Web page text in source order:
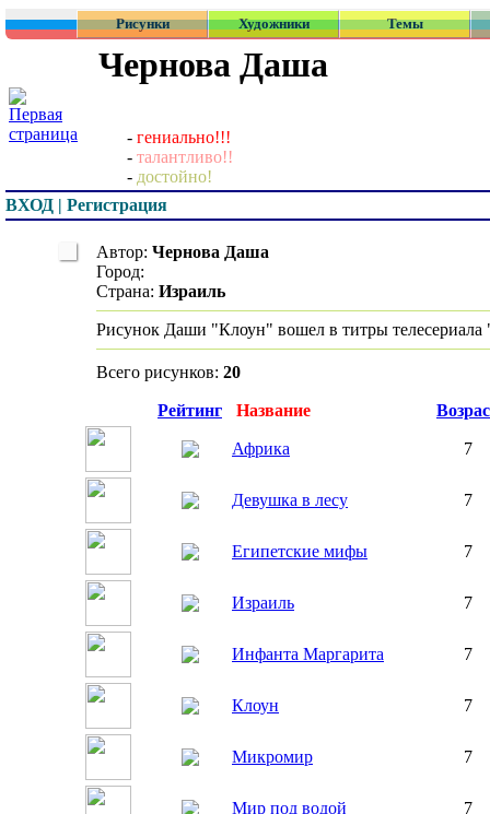
Рисунки Художники Темы
Чернова Даша
- гениально!!!
- талантливо!!
- достойно!
ВХОД | Регистрация
Автор: Чернова Даша
Город:
Страна: Израиль
Рисунок Даши "Клоун" вошел в титры телесериала
Всего рисунков: 20
Рейтинг Название
Африка 7
Девушка в лесу 7
Египетские мифы 7
Израиль 7
Инфанта Маргарита 7
Клоун 7
Микромир 7
Мир под водой 7